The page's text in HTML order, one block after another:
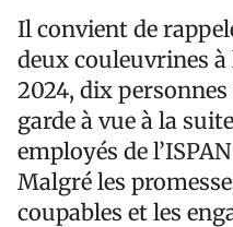
Il convient de
deux couleuvrines
2024, dix personnes
garde à vue à la
employés de
Malgré les
coupables et les